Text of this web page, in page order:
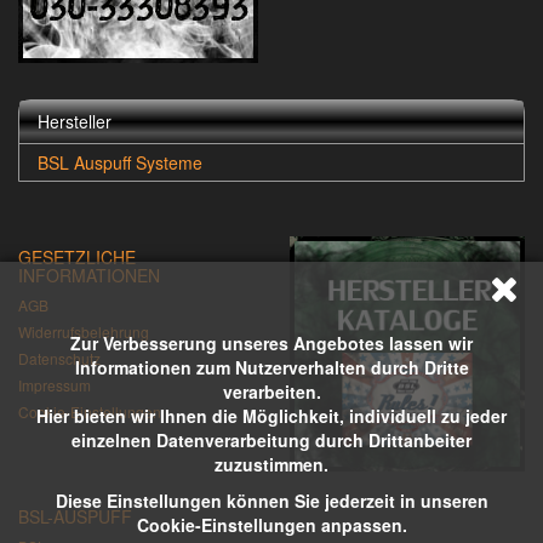
Zur Verbesserung unseres Angebotes lassen wir
Informationen zum Nutzerverhalten durch Dritte
verarbeiten.
Hier bieten wir Ihnen die Möglichkeit, individuell zu jeder
einzelnen Datenverarbeitung durch Drittanbeiter
zuzustimmen.
Diese Einstellungen können Sie jederzeit in unseren
Cookie-Einstellungen anpassen.
Hersteller
BSL Auspuff Systeme
GESETZLICHE
INFORMATIONEN
AGB
Widerrufsbelehrung
Datenschutz
Impressum
Cookie-Einstellungen
BSL-AUSPUFF